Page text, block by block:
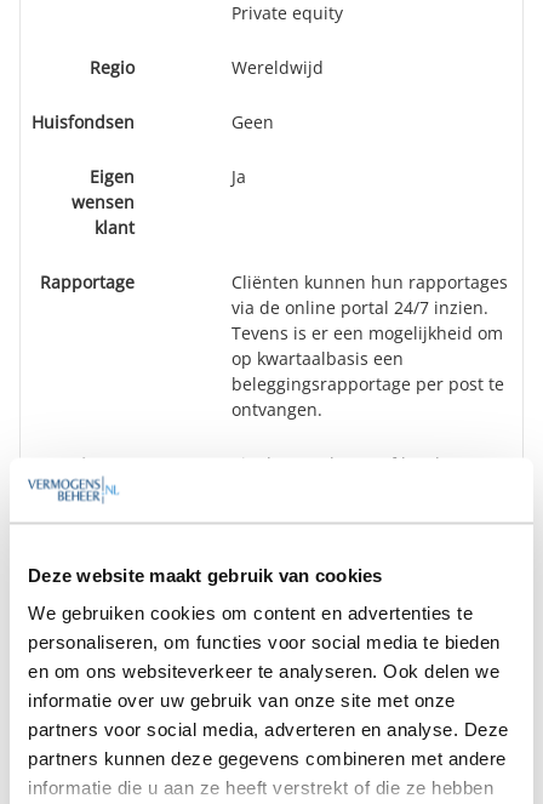
Deze website maakt gebruik van cookies
We gebruiken cookies om content en advertenties te
personaliseren, om functies voor social media te bieden
en om ons websiteverkeer te analyseren. Ook delen we
informatie over uw gebruik van onze site met onze
partners voor social media, adverteren en analyse. Deze
partners kunnen deze gegevens combineren met andere
informatie die u aan ze heeft verstrekt of die ze hebben
Private equity
Regio Wereldwijd
Huisfondsen Geen
Eigen
wensen
klant
Ja
Rapportage
Cliënten kunnen hun rapportages
via de online portal 24/7 inzien.
Tevens is er een mogelijkheid om
op kwartaalbasis een
beleggingsrapportage per post te
ontvangen.
Inzage
portefeuille
Via de portal, app of hardcopy
Goedemorgen,
We hebben diverse onafhankelijke
rapporten over Stroeve Lemberger
gratis beschikbaar.
Bent u hier mogelijk in geïnteresseerd?
Nee
Ja